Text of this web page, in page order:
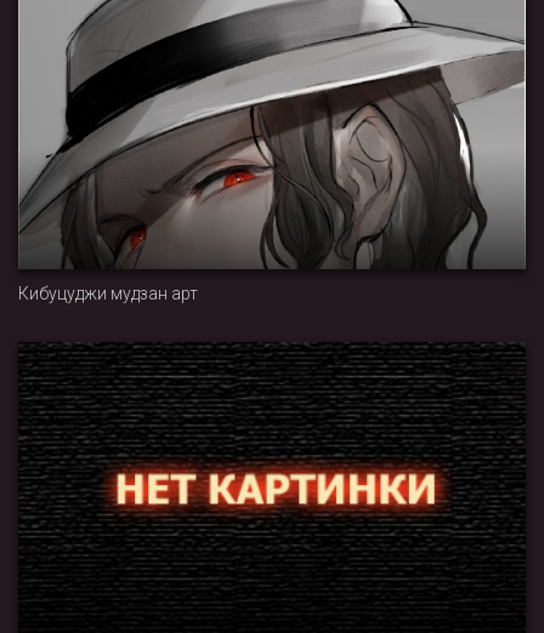
Кибуцуджи мудзан арт